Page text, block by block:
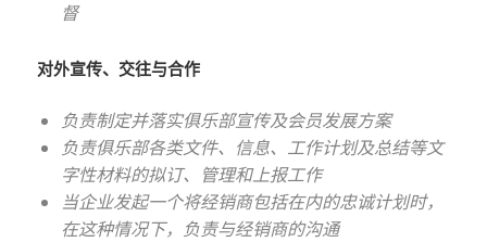
督
对外宣传、交往与合作
负责制定并落实俱乐部宣传及会员发展方案
负责俱乐部各类文件、信息、工作计划及总结等文
字性材料的拟订、管理和上报工作
当企业发起一个将经销商包括在内的忠诚计划时，
在这种情况下，负责与经销商的沟通